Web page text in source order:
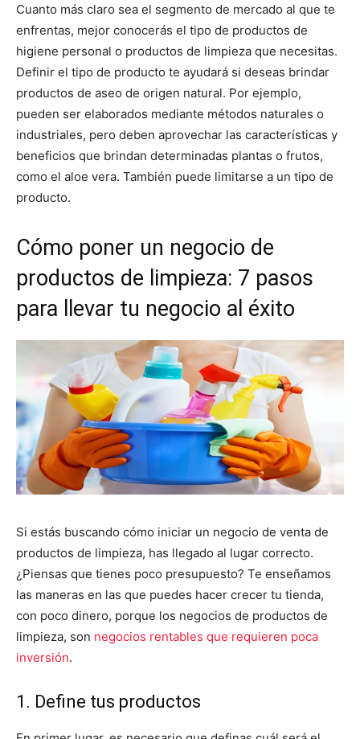
Cuanto más claro sea el segmento de mercado al que te
enfrentas, mejor conocerás el tipo de productos de
higiene personal o productos de limpieza que necesitas.
Definir el tipo de producto te ayudará si deseas brindar
productos de aseo de origen natural. Por ejemplo,
pueden ser elaborados mediante métodos naturales o
industriales, pero deben aprovechar las características y
beneficios que brindan determinadas plantas o frutos,
como el aloe vera. También puede limitarse a un tipo de
producto.
Cómo poner un negocio de
productos de limpieza: 7 pasos
para llevar tu negocio al éxito
Si estás buscando cómo iniciar un negocio de venta de
productos de limpieza, has llegado al lugar correcto.
¿Piensas que tienes poco presupuesto? Te enseñamos
las maneras en las que puedes hacer crecer tu tienda,
con poco dinero, porque los negocios de productos de
limpieza, son negocios rentables que requieren poca
inversión.
1. Define tus productos